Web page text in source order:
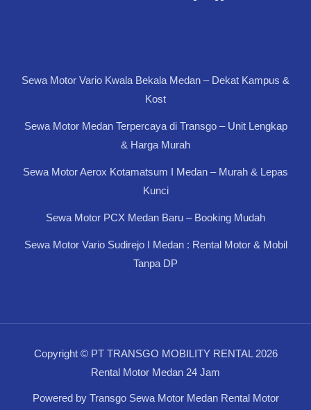
Sewa Motor Vario Kwala Bekala Medan – Dekat Kampus &
Kost
Sewa Motor Medan Terpercaya di Transgo – Unit Lengkap
& Harga Murah
Sewa Motor Aerox Kotamatsum I Medan – Murah & Lepas
Kunci
Sewa Motor PCX Medan Baru – Booking Mudah
Sewa Motor Vario Sudirejo I Medan : Rental Motor & Mobil
Tanpa DP
Copyright © PT TRANSGO MOBILITY RENTAL 2026
Rental Motor Medan 24 Jam
Powered by Transgo Sewa Motor Medan Rental Motor